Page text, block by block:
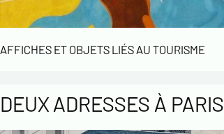
AFFICHES ET OBJETS LIÉS AU TOURISME
DEUX ADRESSES À PARIS